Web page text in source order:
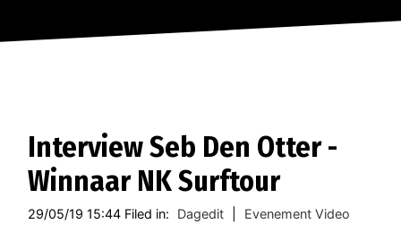
Interview Seb Den Otter -
Winnaar NK Surftour
29/05/19 15:44 Filed in: Dagedit Evenement Video